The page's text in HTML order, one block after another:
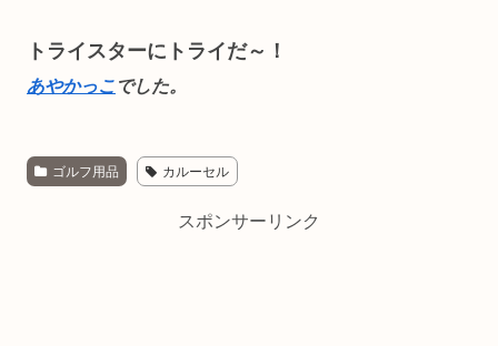
トライスターにトライだ～！
あやかっこ でした。
ゴルフ用品 カルーセル
スポンサーリンク